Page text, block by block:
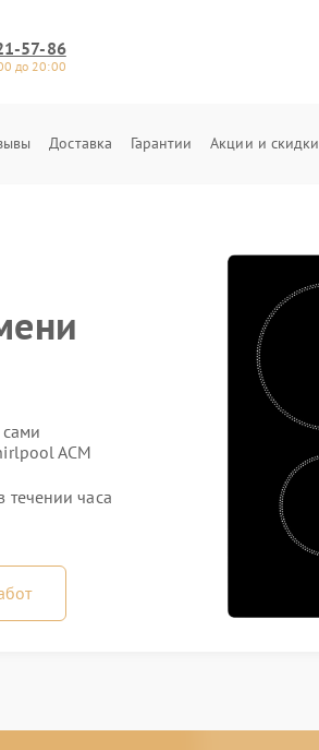
57-86
до 20:00
Доставка Гарантии Акции и скидки
ACM
часа